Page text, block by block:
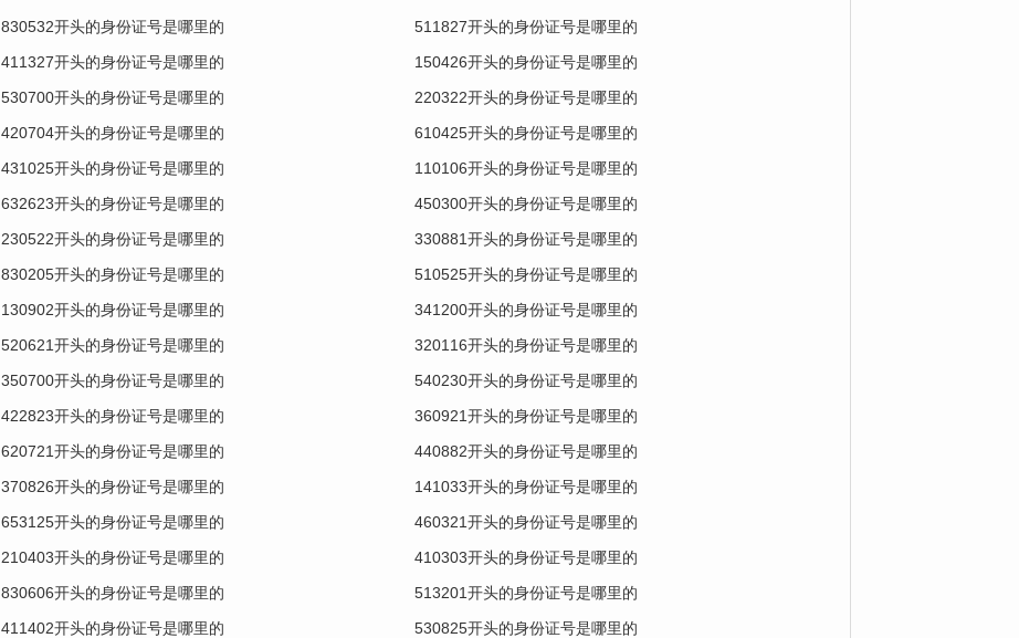
830532开头的身份证号是哪里的
511827开头的身份证号是哪里的
411327开头的身份证号是哪里的
150426开头的身份证号是哪里的
530700开头的身份证号是哪里的
220322开头的身份证号是哪里的
420704开头的身份证号是哪里的
610425开头的身份证号是哪里的
431025开头的身份证号是哪里的
110106开头的身份证号是哪里的
632623开头的身份证号是哪里的
450300开头的身份证号是哪里的
230522开头的身份证号是哪里的
330881开头的身份证号是哪里的
830205开头的身份证号是哪里的
510525开头的身份证号是哪里的
130902开头的身份证号是哪里的
341200开头的身份证号是哪里的
520621开头的身份证号是哪里的
320116开头的身份证号是哪里的
350700开头的身份证号是哪里的
540230开头的身份证号是哪里的
422823开头的身份证号是哪里的
360921开头的身份证号是哪里的
620721开头的身份证号是哪里的
440882开头的身份证号是哪里的
370826开头的身份证号是哪里的
141033开头的身份证号是哪里的
653125开头的身份证号是哪里的
460321开头的身份证号是哪里的
210403开头的身份证号是哪里的
410303开头的身份证号是哪里的
830606开头的身份证号是哪里的
513201开头的身份证号是哪里的
411402开头的身份证号是哪里的
530825开头的身份证号是哪里的